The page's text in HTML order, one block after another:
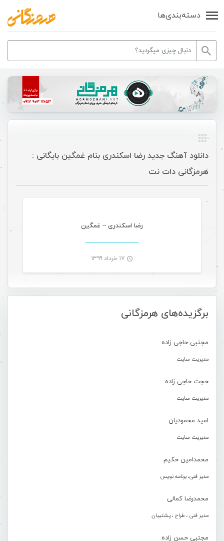
دسته‌بندی‌ها
برگزیده‌های هرمزگانی
مجتبی حاجی زاده
مدیریت سایت
حجت حاجی زاده
مدیریت سایت
امید محمودیان
مدیریت سایت
محمدامین حکیم
مدیر فنی، برنامه نویس
محمدرضا کمالی
مدیر فنی ، طراح ، پشتیبان
مجتبی حسن زاده
دانلود آهنگ جدید رضا اسکندری بنام غمگین بایگانی :
هرمزگانی دات نت
رضا اسکندری – غمگین
۱۷ خرداد ۱۳۹۹